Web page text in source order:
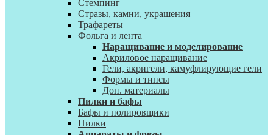
Стемпинг
Стразы, камни, украшения
Трафареты
Фольга и лента
Наращивание и моделирование
Акриловое наращивание
Гели, акригели, камуфлирующие гели
Формы и типсы
Доп. материалы
Пилки и бафы
Бафы и полировщики
Пилки